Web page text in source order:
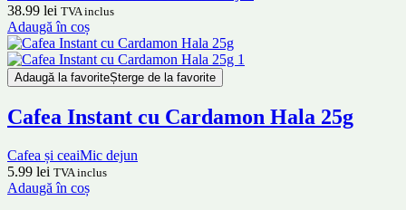
38.99 lei TVA inclus
Adaugă în coș
Adaugă la favoriteȘterge de la favorite
Cafea Instant cu Cardamon Hala 25g
Cafea și ceaiMic dejun
5.99 lei TVA inclus
Adaugă în coș